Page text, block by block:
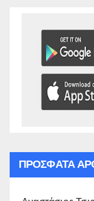
ΠΡΌΣΦΑΤΑ